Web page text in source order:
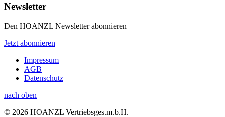
Newsletter
Den HOANZL Newsletter abonnieren
Jetzt abonnieren
Impressum
AGB
Datenschutz
nach oben
© 2026 HOANZL Vertriebsges.m.b.H.